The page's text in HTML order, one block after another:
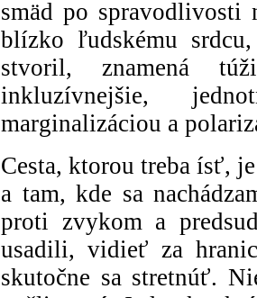
smäd po
blízko ľudskému
stvoril, znamená
inkluzívnejšie,
marginalizáciou a
Cesta, ktorou treba ísť,
a tam, kde sa
proti zvykom a
usadili, vidieť za
skutočne sa stretnúť.